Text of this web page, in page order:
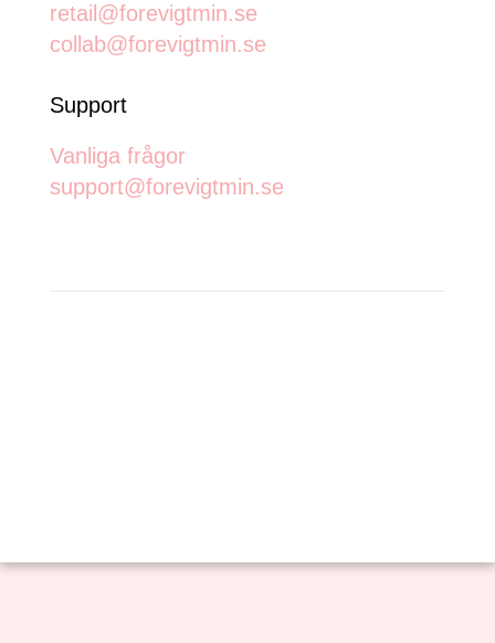
retail@forevigtmin.se
collab@forevigtmin.se
Support
Vanliga frågor
support@forevigtmin.se